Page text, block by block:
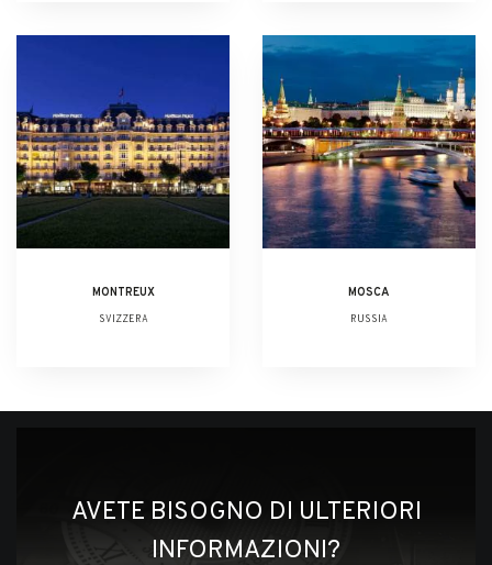
MONTREUX
SVIZZERA
MOSCA
RUSSIA
AVETE BISOGNO DI ULTERIORI
INFORMAZIONI?